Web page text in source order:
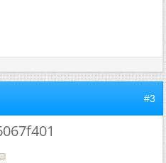
#3